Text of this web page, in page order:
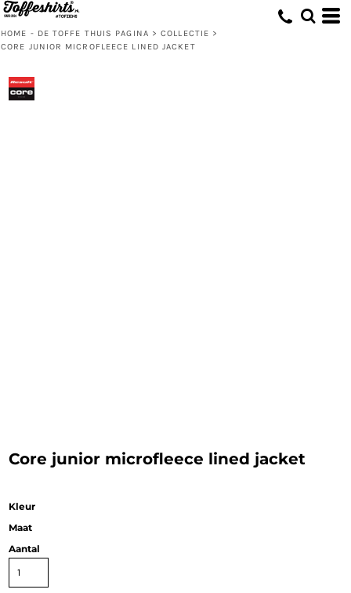
HOME - DE TOFFE THUIS PAGINA > COLLECTIE >
CORE JUNIOR MICROFLEECE LINED JACKET
Core junior microfleece lined jacket
Kleur
Maat
Aantal